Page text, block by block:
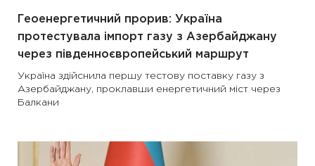
Геоенергетичний прорив: Україна
протестувала імпорт газу з Азербайджану
через південноєвропейський маршрут
Україна здійснила першу тестову поставку газу з
Азербайджану, проклавши енергетичний міст через
Балкани